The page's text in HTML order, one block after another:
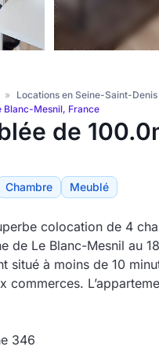
» Locations en Seine-Saint-Denis
Blanc-Mesnil, France
de
Chambre Meublé
colocation de 4
de Le Blanc-Mesnil au
situé à moins de 10
commerces.
346